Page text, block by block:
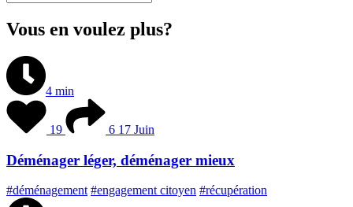
Vous en voulez plus?
4 min
19 6 17 Juin
Déménager léger, déménager mieux
#déménagement #engagement citoyen #récupération